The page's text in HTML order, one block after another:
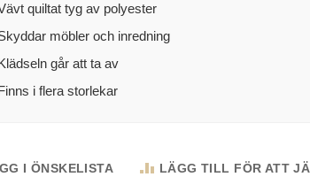
quiltat tyg av polyester
möbler och inredning
går att ta av
i flera storlekar
I ÖNSKELISTA LÄGG TILL FÖR ATT